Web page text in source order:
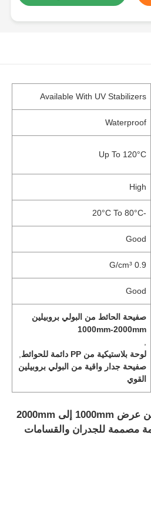
Available With UV Stabilizers
Waterproof
Up To 120°C
High
-20°C To 80°C
Good
0.9 G/cm³
Good
صفيحة الحائط من البولي بروبيلين
1000mm-2000mm
لوحة بلاستيكية من PP دائمة للحوائط
صفيحة جدار واقية من البولي بروبيلين
القوي
ورق الحائط البولي بروبلين عرض 1000mm إلى 2000mm
مصممة للجدران والقسامات